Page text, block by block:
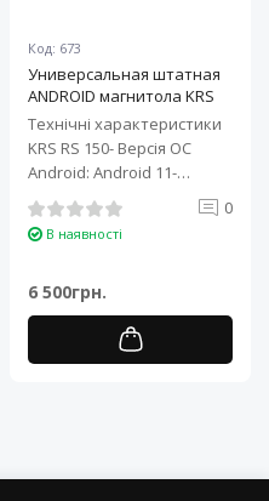
Код: 673
Универсальная штатная
ANDROID магнитола KRS
RS 150 10" 2/32 GB
Технічні характеристики
KRS RS 150- Версія ОС
Android: Android 11-
Процесор: 4-ядерний ARM
Cortex-A7..
0
В наявності
6 500грн.